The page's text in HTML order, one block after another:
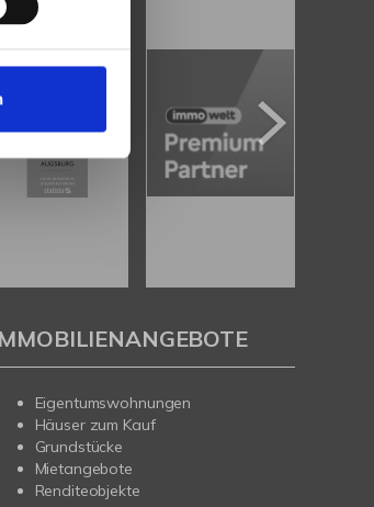
Eigentumswohnungen
Häuser zum Kauf
Grundstücke
Mietangebote
Renditeobjekte